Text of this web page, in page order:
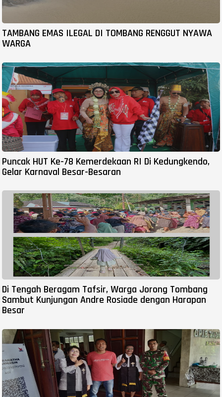
TAMBANG EMAS ILEGAL DI TOMBANG RENGGUT NYAWA
WARGA
Puncak HUT Ke-78 Kemerdekaan RI Di Kedungkendo,
Gelar Karnaval Besar-Besaran
Di Tengah Beragam Tafsir, Warga Jorong Tombang
Sambut Kunjungan Andre Rosiade dengan Harapan
Besar